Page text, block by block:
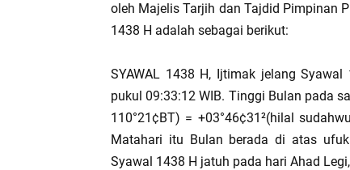
oleh Majelis Tarjih dan Tajdid Pimpinan
1438 H adalah sebagai berikut:
SYAWAL 1438 H, Ijtimak jelang
pukul 09:33:12 WIB. Tinggi Bulan pada
110°21¢BT) = +03°46¢31²(hilal
Matahari itu Bulan berada di atas
Syawal 1438 H jatuh pada hari Ahad